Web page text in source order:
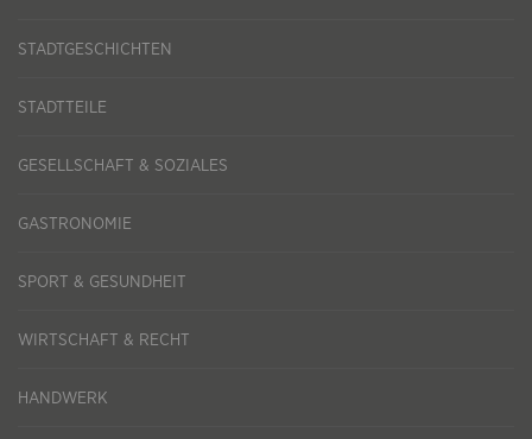
STADTGESCHICHTEN
STADTTEILE
GESELLSCHAFT & SOZIALES
GASTRONOMIE
SPORT & GESUNDHEIT
WIRTSCHAFT & RECHT
HANDWERK